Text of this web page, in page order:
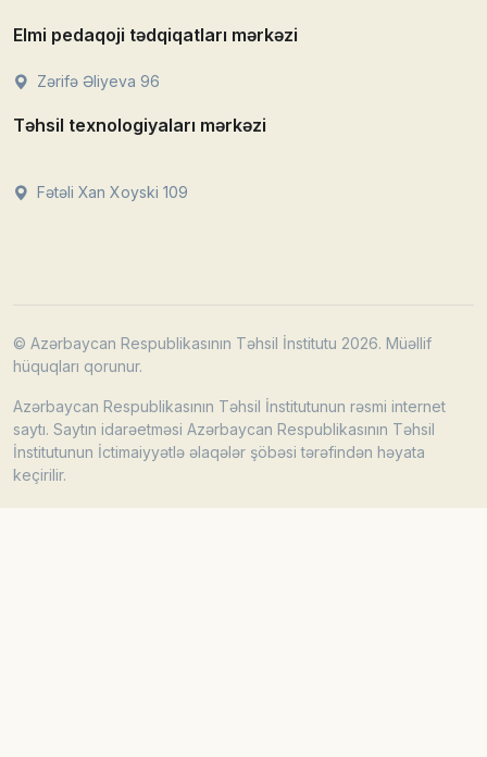
Elmi pedaqoji tədqiqatları mərkəzi
Zərifə Əliyeva 96
Təhsil texnologiyaları mərkəzi
Fətəli Xan Xoyski 109
© Azərbaycan Respublikasının Təhsil İnstitutu 2026. Müəllif
hüquqları qorunur.
Azərbaycan Respublikasının Təhsil İnstitutunun rəsmi internet
saytı. Saytın idarəetməsi Azərbaycan Respublikasının Təhsil
İnstitutunun İctimaiyyətlə əlaqələr şöbəsi tərəfindən həyata
keçirilir.